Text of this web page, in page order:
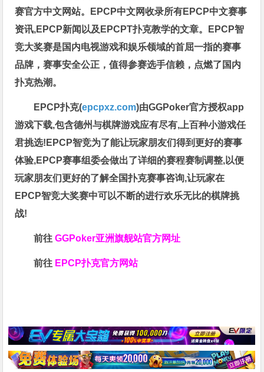
赛官方中文网站。EPCP中文网收录所有EPCP中文赛事
资讯,EPCP新闻以及EPCPT扑克教学的文章。EPCP智
竞大奖赛是国内电视游戏和娱乐领域的首屈一指的赛事
品牌，赛事安全公正，值得参赛选手信赖，点燃了国内
扑克热潮。
EPCP扑克(epcpxz.com)由GGPoker官方授权app
游戏下载,包含德州与棋牌游戏应有尽有,上百种小游戏任
君挑选!EPCP智竞为了能让玩家朋友们得到更好的赛事
体验,EPCP赛事组委会做出了详细的赛程赛制调整,以便
玩家朋友们更好的了解全国扑克赛事咨询,让玩家在
EPCP智竞大奖赛中可以不断的进行欢乐无比的棋牌挑
战!
前往GGPoker亚洲旗舰站官方网址
前往 EPCP扑克官方网站